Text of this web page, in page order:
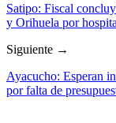
Satipo: Fiscal
y Orihuela por
Siguiente →
Ayacucho: Esperan
por falta de